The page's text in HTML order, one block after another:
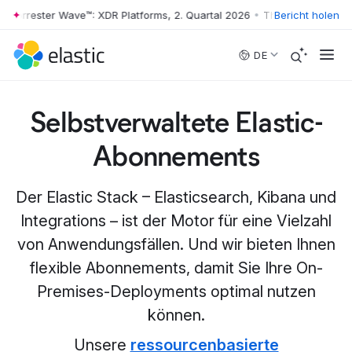
Skip to main content
Wave™: XDR Platforms, 2. Quartal 2026 • The Forrester Wave™:
Bericht holen
DE
Selbstverwaltete Elastic-
Abonnements
Der Elastic Stack – Elasticsearch, Kibana und
Integrations – ist der Motor für eine Vielzahl
von Anwendungsfällen. Und wir bieten Ihnen
flexible Abonnements, damit Sie Ihre On-
Premises-Deployments optimal nutzen
können.
Unsere ressourcenbasierte